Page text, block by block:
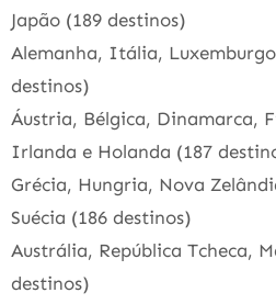
Japão (189 destinos)
Alemanha, Itália,
destinos)
Áustria, Bélgica, Dinamarca,
Irlanda e Holanda (187
Grécia, Hungria, Nova
Suécia (186 destinos)
Austrália, República Tcheca,
destinos)